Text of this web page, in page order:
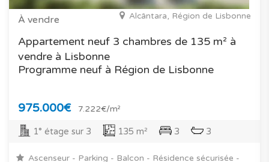
À vendre Alcântara, Région de Lisbonne
Appartement neuf 3 chambres de 135 m² à
vendre à Lisbonne
Programme neuf à Région de Lisbonne
975.000€ 7.222€/m²
1° étage sur 3 135 m² 3 3
Ascenseur - Parking - Balcon - Résidence sécurisée -